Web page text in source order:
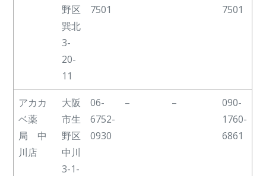
野区
巽北
3-
20-
11
7501
7501
アカカ
ベ薬
局 中
川店
大阪
市生
野区
中川
3-1-
06-
6752-
0930
– –
090-
1760-
6861